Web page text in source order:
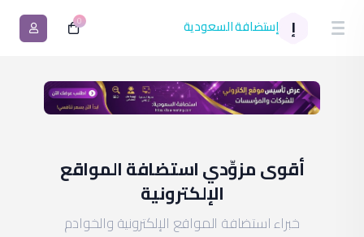
إ إستضافة السعودية 0
أقوى مزوِّدي استضافة المواقع
الإلكترونية
خبراء استضافة المواقع الإلكترونية والخوادم